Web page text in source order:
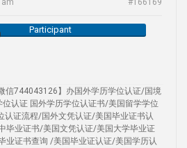
#166169
Participant
信744043126】办国外学历学位认证/国境
认证 国外学历学位认证书/美国留学学位
认证流程/国外文凭认证/美国毕业证书认
毕业证书/美国文凭认证/美国大学毕业证
业证书查询 /美国毕业证认证/美国学历认